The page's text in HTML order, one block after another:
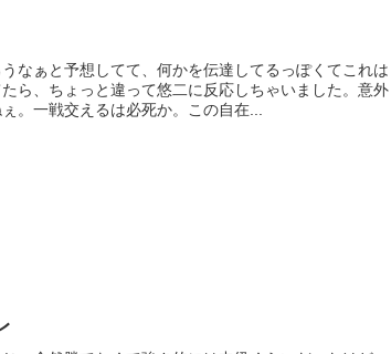
なぁと予想してて、何かを伝達してるっぽくてこれは
ら、ちょっと違って悠二に反応しちゃいました。意外
。一戦交えるは必死か。この自在...